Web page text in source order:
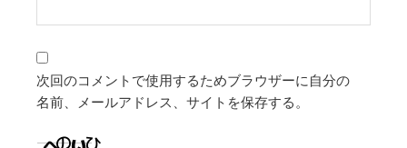
次回のコメントで使用するためブラウザーに自分の
名前、メールアドレス、サイトを保存する。